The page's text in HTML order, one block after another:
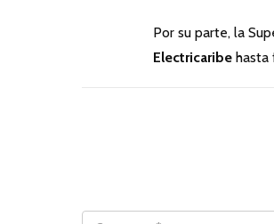
Por su parte, la
Electricaribe